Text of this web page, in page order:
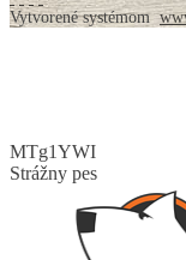
Vytvorené systémom
MTg1YWI
Strážny pes